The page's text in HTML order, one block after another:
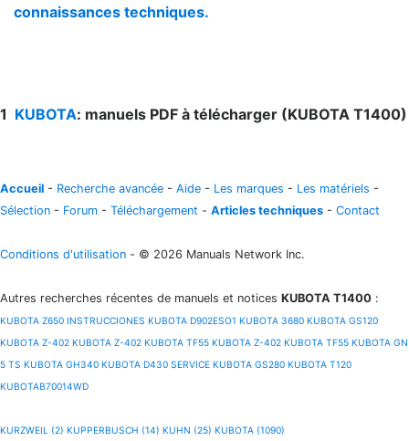
connaissances techniques.
1 KUBOTA: manuels PDF à télécharger (KUBOTA T1400)
Accueil - Recherche avancée - Aide - Les marques - Les matériels -
Sélection - Forum - Téléchargement - Articles techniques - Contact
Conditions d'utilisation - © 2026 Manuals Network Inc.
Autres recherches récentes de manuels et notices KUBOTA T1400 :
KUBOTA Z650 INSTRUCCIONES KUBOTA D902ESO1 KUBOTA 3680 KUBOTA GS120
KUBOTA Z-402 KUBOTA Z-402 KUBOTA TF55 KUBOTA Z-402 KUBOTA TF55 KUBOTA GN
5 TS KUBOTA GH340 KUBOTA D430 SERVICE KUBOTA GS280 KUBOTA T120
KUBOTAB70014WD
KURZWEIL (2) KUPPERBUSCH (14) KUHN (25) KUBOTA (1090)